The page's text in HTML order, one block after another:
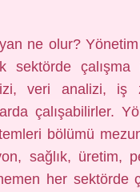
ne olur?
sektörde çalışma
veri analizi,
çalışabilirler.
bölümü
sağlık,
her sektörde